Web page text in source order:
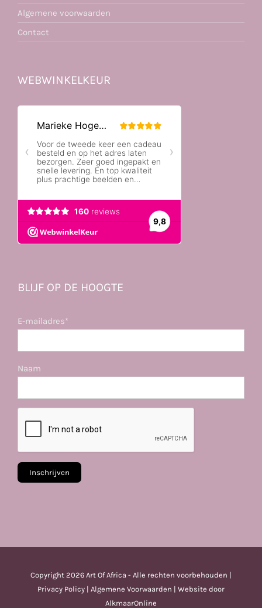
Algemene voorwaarden
Contact
WEBWINKELKEUR
BLIJF OP DE HOOGTE
E-mailadres*
Naam
Copyright 2026 Art Of Africa - Alle rechten voorbehouden |
Privacy Policy | Algemene Voorwaarden | Website door
AlkmaarOnline